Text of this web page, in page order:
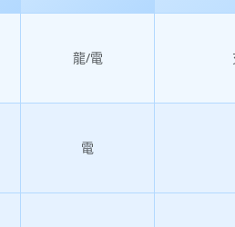
龍/電
電